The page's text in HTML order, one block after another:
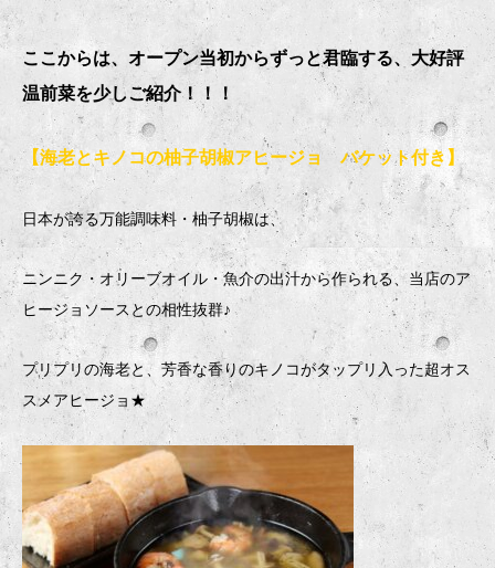
ここからは、オープン当初からずっと君臨する、大好評
温前菜を少しご紹介！！！
【海老とキノコの柚子胡椒アヒージョ バケット付き】
日本が誇る万能調味料・柚子胡椒は、
ニンニク・オリーブオイル・魚介の出汁から作られる、当店のア
ヒージョソースとの相性抜群♪
プリプリの海老と、芳香な香りのキノコがタップリ入った超オス
スメアヒージョ★